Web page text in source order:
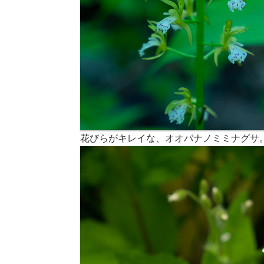
花びらがキレイな、オオバナノミミナグサ